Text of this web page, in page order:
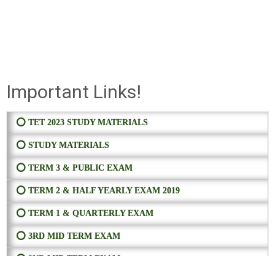
Important Links!
⭕ TET 2023 STUDY MATERIALS
⭕ STUDY MATERIALS
⭕ TERM 3 & PUBLIC EXAM
⭕ TERM 2 & HALF YEARLY EXAM 2019
⭕ TERM 1 & QUARTERLY EXAM
⭕ 3RD MID TERM EXAM